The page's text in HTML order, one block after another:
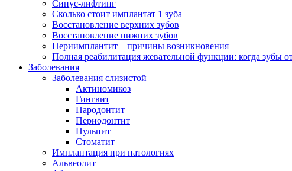
Синус-лифтинг
Сколько стоит имплантат 1 зуба
Восстановление верхних зубов
Восстановление нижних зубов
Периимплантит – причины возникновения
Полная реабилитация жевательной функции: когда зубы
Заболевания
Заболевания слизистой
Актиномикоз
Гингвит
Пародонтит
Периодонтит
Пульпит
Стоматит
Имплантация при патологиях
Альвеолит